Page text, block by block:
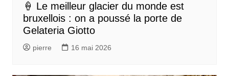
🍦 Le meilleur glacier du monde est
bruxellois : on a poussé la porte de
Gelateria Giotto
pierre 16 mai 2026